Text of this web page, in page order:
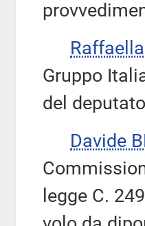
Gruppo
del
Davide
legge C.